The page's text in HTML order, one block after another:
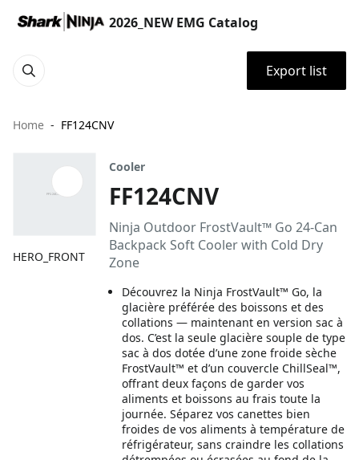
2026_NEW EMG Catalog
Export list
Home FF124CNV
HERO_FRONT
Cooler
FF124CNV
Ninja Outdoor FrostVault™ Go 24-Can
Backpack Soft Cooler with Cold Dry
Zone
Découvrez la Ninja FrostVault™ Go, la
glacière préférée des boissons et des
collations — maintenant en version sac à
dos. C’est la seule glacière souple de type
sac à dos dotée d’une zone froide sèche
FrostVault™ et d’un couvercle ChillSeal™,
offrant deux façons de garder vos
aliments et boissons au frais toute la
journée. Séparez vos canettes bien
froides de vos aliments à température de
réfrigérateur, sans craindre les collations